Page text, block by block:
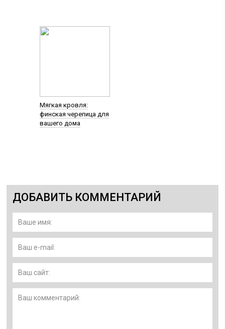
Мягкая кровля:
финская черепица для
вашего дома
ДОБАВИТЬ КОММЕНТАРИЙ